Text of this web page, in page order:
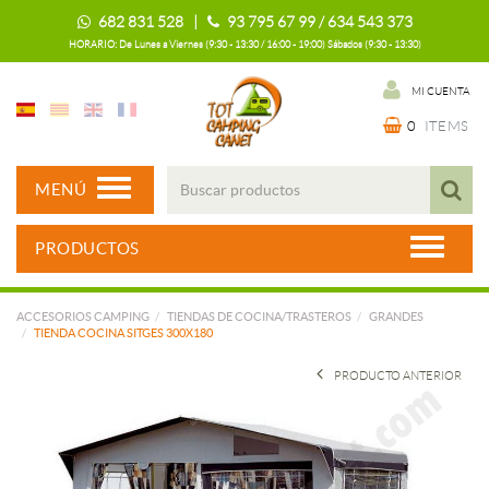
682 831 528 | 93 795 67 99 / 634 543 373
HORARIO: De Lunes a Viernes (9:30 - 13:30 / 16:00 - 19:00) Sábados (9:30 - 13:30)
MI CUENTA
0 ITEMS
MENÚ
PRODUCTOS
ACCESORIOS CAMPING TIENDAS DE COCINA/TRASTEROS
GRANDES
TIENDA COCINA SITGES 300X180
PRODUCTO ANTERIOR